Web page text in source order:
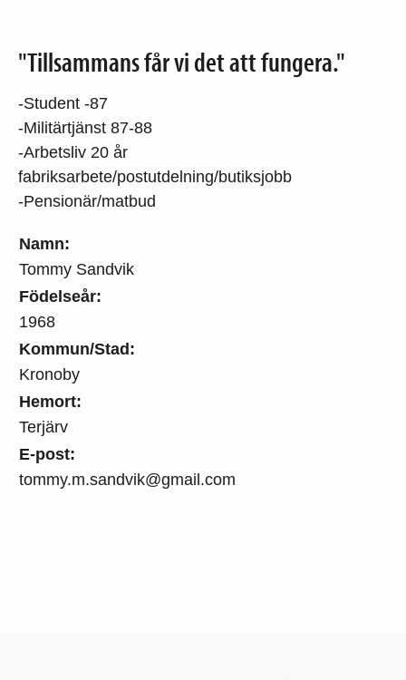
Namn:
Tommy Sandvik
Födelseår:
1968
Kommun/Stad:
Kronoby
Hemort:
Terjärv
E-post:
tommy.m.sandvik@gmail.com
"Tillsammans får vi det att fungera."
-Student -87
-Militärtjänst 87-88
-Arbetsliv 20 år
fabriksarbete/postutdelning/butiksjobb
-Pensionär/matbud